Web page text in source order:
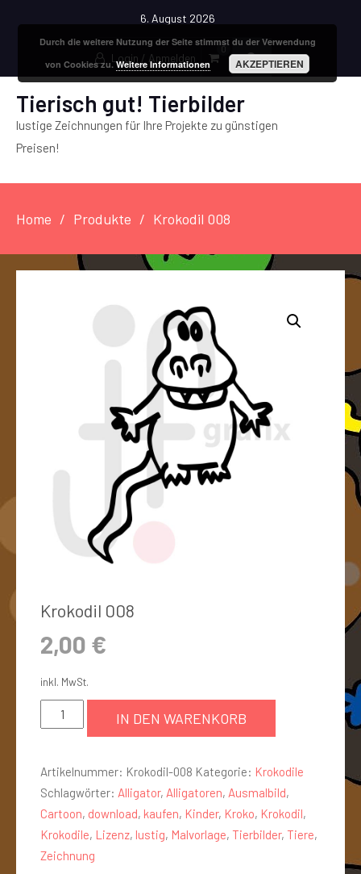
6. August 2026
Login / Anmelden
0
Tierisch gut! Tierbilder
lustige Zeichnungen für Ihre Projekte zu günstigen
Preisen!
Home Produkte Krokodil 008
Krokodil 008
2,00 €
inkl. MwSt.
IN DEN WARENKORB
Artikelnummer: Krokodil-008 Kategorie: Krokodile
Schlagwörter: Alligator, Alligatoren, Ausmalbild,
Cartoon, download, kaufen, Kinder, Kroko, Krokodil,
Krokodile, Lizenz, lustig, Malvorlage, Tierbilder, Tiere,
Zeichnung
Durch die weitere Nutzung der Seite stimmst du der Verwendung
von Cookies zu.Weitere Informationen AKZEPTIEREN